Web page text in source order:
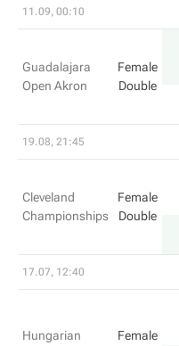
11.09, 00:10
Guadalajara
Open Akron
Female
Double
19.08, 21:45
Cleveland
Championships
Female
Double
17.07, 12:40
Hungarian
Female